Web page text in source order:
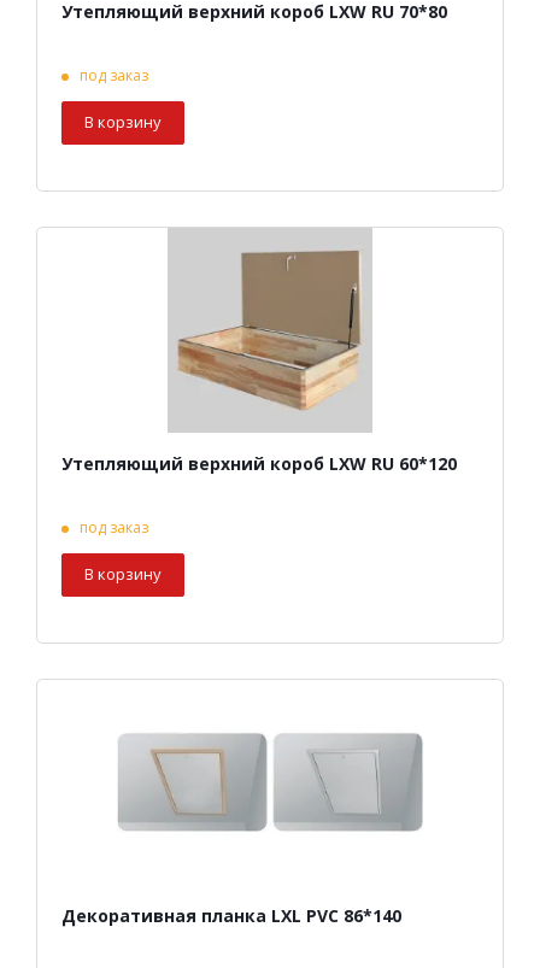
Утепляющий верхний короб LXW RU 70*80
под заказ
В корзину
Утепляющий верхний короб LXW RU 60*120
под заказ
В корзину
Декоративная планка LXL PVC 86*140